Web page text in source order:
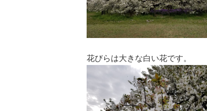
花びらは大きな白い花です。